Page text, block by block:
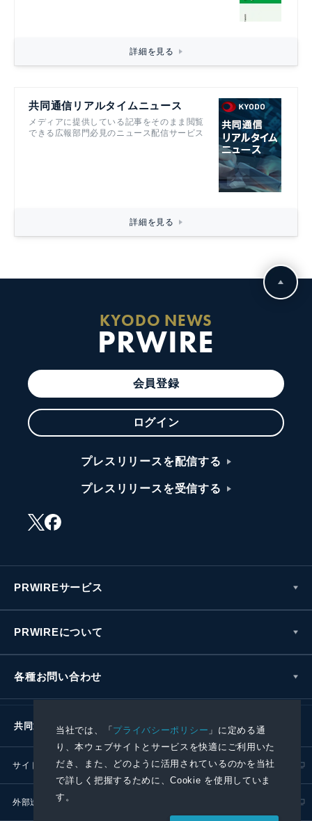
当社では、「プライバシーポリシー 」に定める通
り、本ウェブサイトとサービスを快適にご利用いた
だき、また、どのように活用されているのかを当社
で詳しく把握するために、Cookie を使用していま
す。
詳細を見る
共同通信リアルタイムニュース
メディアに提供している記事をそのまま閲覧
できる広報部門必見のニュース配信サービス
詳細を見る
KYODO NEWS
PRWIRE
会員登録
ログイン
プレスリリースを配信する
プレスリリースを受信する
PRWIREサービス
PRWIREについて
各種お問い合わせ
共同通信社グループ
サイトポリシー プライバシーポリシー
外部送信ポリシー